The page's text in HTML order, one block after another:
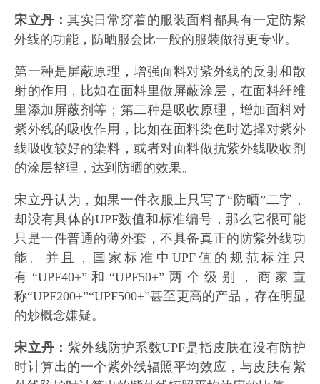
宋立丹：其实日常穿着的服装面料都具有一定防紫
外线的功能，防晒服会比一般的服装做得更专业。
第一种是屏蔽原理，增强面料对紫外线的反射和散
射的作用，比如在面料里做屏蔽涂层，在面料纤维
里添加屏蔽剂等；第二种是吸收原理，增加面料对
紫外线的吸收作用，比如在面料染色时选择对紫外
线吸收较好的染料，或者对面料做抗紫外线吸收剂
的涂层整理，达到防晒的效果。
宋立丹认为，如果一件衣服上只写了“防晒”二字，
却没有具体的UPF数值和标准编号，那么它很可能
只是一件普通的薄外套，不具备真正的防紫外线功
能。并且，国家标准中UPF值的规范标注只
有“UPF40+”和“UPF50+”两个级别，商家宣
称“UPF200+”“UPF500+”甚至更高的产品，存在明显
的炒概念嫌疑。
宋立丹： 紫外线防护系数UPF是指皮肤在没有防护
时计算出的一个紫外线辐照平均效应，与皮肤有紫